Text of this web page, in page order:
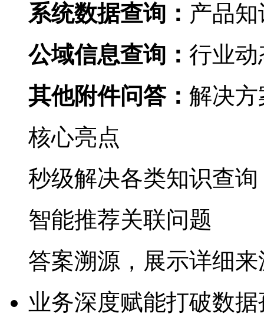
系统数据查询： 产品知
公域信息查询： 行业动
其他附件问答： 解决方
核心亮点
秒级解决各类知识查询
智能推荐关联问题
答案溯源，展示详细
业务深度赋能打破数据